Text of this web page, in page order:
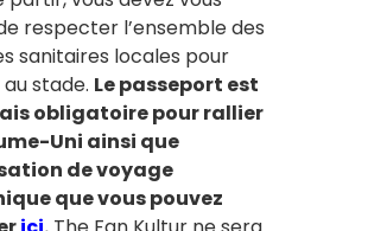
respecter l’ensemble des
sanitaires locales pour
stade. Le passeport est
obligatoire pour rallier
Uni ainsi que
de voyage
que vous pouvez